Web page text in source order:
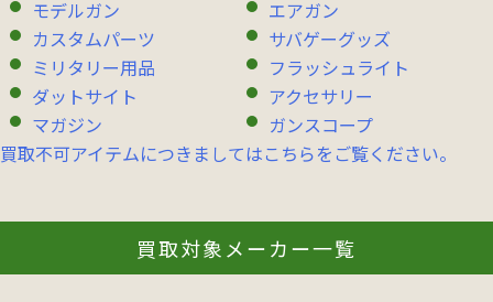
モデルガン
エアガン
カスタムパーツ
サバゲーグッズ
ミリタリー用品
フラッシュライト
ダットサイト
アクセサリー
マガジン
ガンスコープ
買取不可アイテムにつきましてはこちらをご覧ください。
買取対象メーカー一覧